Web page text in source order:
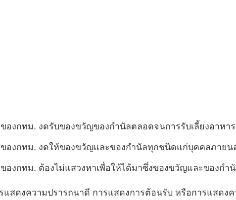
องกทม. งดรับของขวัญของกำนัลตลอดจนการรับเลี้ยงอาห
องกทม. งดให้ของขวัญและของกำนัลทุกชนิดแก่บุคคลภาย
องกทม. ต้องไม่แสวงหาเพื่อให้ได้มาซึ่งของขวัญและของก
สดงความปรารถนาดี การแสดงการต้อนรับ หรือการแสดง